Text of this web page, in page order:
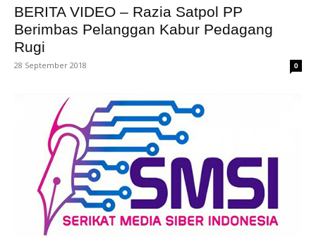
BERITA VIDEO – Razia Satpol PP
Berimbas Pelanggan Kabur Pedagang
Rugi
28 September 2018 0